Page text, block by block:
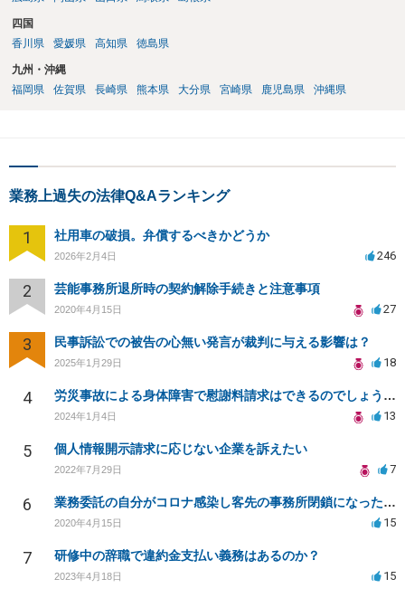
四国
香川県
愛媛県 高知県 徳島県
九州・沖縄
福岡県
佐賀県 長崎県 熊本県 大分県 宮崎県 鹿児島県 沖縄県
業務上過失の法律Q&Aランキング
1 社用車の破損。弁償するべきかどうか
2026年2月4日 246
2 芸能事務所退所時の契約解除手続きと注意事項
2020年4月15日 27
3 民事訴訟での被告の心無い発言が裁判に与える影響は？
2025年1月29日 18
4 労災事故による身体障害で慰謝料請求はできるのでしょうか？
2024年1月4日 13
5 個人情報開示請求に応じない企業を訴えたい
2022年7月29日 7
6 業務委託の自分がコロナ感染し客先の事務所閉鎖になったら損害賠償請求されますか？
2020年4月15日 15
7 研修中の辞職で違約金支払い義務はあるのか？
2023年4月18日 15